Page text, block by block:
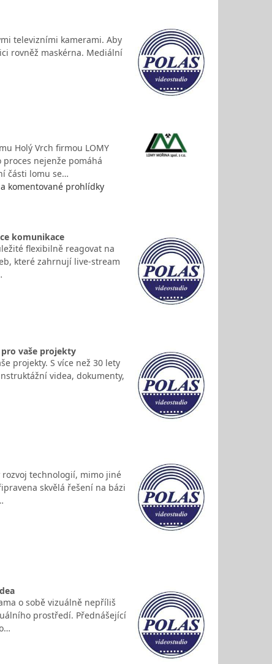
televizními kamerami. Aby
rovněž maskérna. Mediální
Holý Vrch firmou LOMY
proces nejenže pomáhá
části lomu se…
komentované prohlídky
komunikace
flexibilně reagovat na
které zahrnují live-stream
vaše projekty
projekty. S více než 30 lety
videa, dokumenty,
technologií, mimo jiné
skvělá řešení na bázi
o sobě vizuálně nepříliš
prostředí. Přednášející